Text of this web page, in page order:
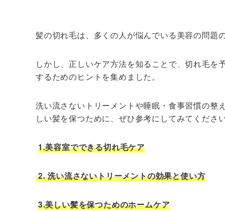
髪の切れ毛は、多くの人が悩んでいる美容の問題の
しかし、正しいケア方法を知ることで、切れ毛
するためのヒントを集めました。
洗い流さないトリーメントや睡眠・食事習慣の整
しい髪を保つために、ぜひ参考にしてみてください
1.美容室でできる切れ毛ケア
2. 洗い流さないトリーメントの効果と使い方
3.美しい髪を保つためのホームケア